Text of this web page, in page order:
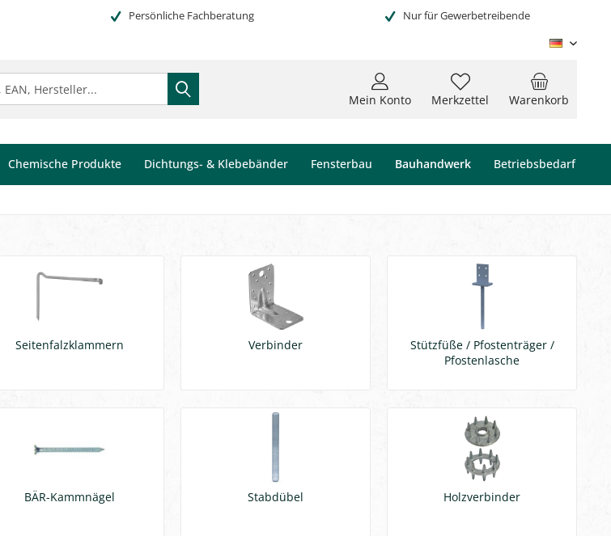
Persönliche Fachberatung Nur für Gewerbetreibende
Warenkorb
Merkzettel
Mein Konto
Chemische Produkte Dichtungs- & Klebebänder Fensterbau Bauhandwerk Betriebsbedarf
Seitenfalzklammern Verbinder
Stützfüße / Pfostenträger /
Pfostenlasche
BÄR-Kammnägel Stabdübel Holzverbinder